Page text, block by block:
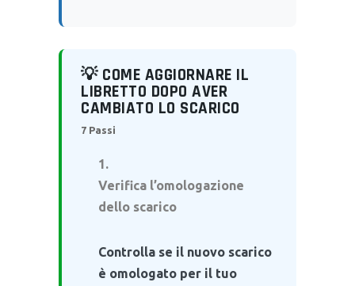
💡 COME AGGIORNARE IL
LIBRETTO DOPO AVER
CAMBIATO LO SCARICO
7 Passi
Verifica l’omologazione
dello scarico
Controlla se il nuovo scarico
è omologato per il tuo